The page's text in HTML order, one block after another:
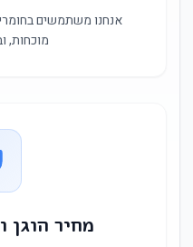
אנחנו משתמשים
מוכחות,
מחיר הוגן